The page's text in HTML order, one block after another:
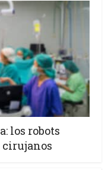
los robots
cirujanos